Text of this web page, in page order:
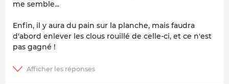
me semble...
Enfin, il y aura du pain sur la planche, mais faudra
d'abord enlever les clous rouillé de celle-ci, et ce n'est
pas gagné !